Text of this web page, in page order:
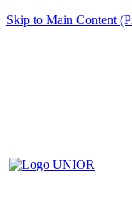
Skip to Main Content